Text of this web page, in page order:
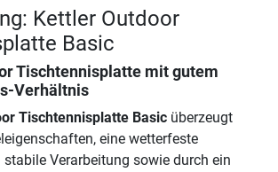
Kettler Outdoor
Basic
Tischtennisplatte mit gutem
Verhältnis
Tischtennisplatte Basic überzeugt
eine wetterfeste
Verarbeitung sowie durch ein